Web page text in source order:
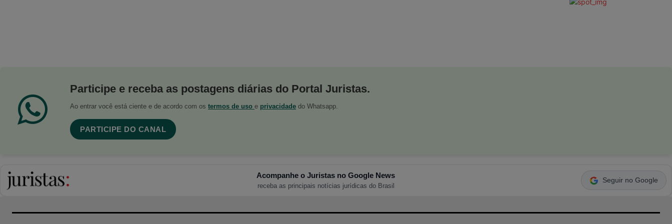
Participe e receba as postagens diárias do Portal Juristas.
Ao entrar você está ciente e de acordo com os termos de uso e privacidade do Whatsapp.
PARTICIPE DO CANAL
Acompanhe o Juristas no Google News
receba as principais notícias jurídicas do Brasil
Seguir no Google